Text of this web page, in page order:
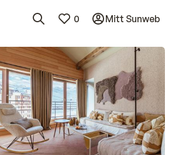
0 Mitt Sunweb